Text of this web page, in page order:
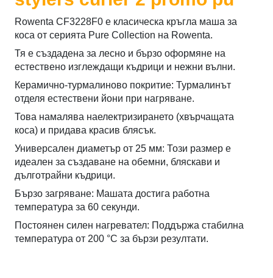
Rowenta CF3228F0 е класическа кръгла маша за
коса от серията Pure Collection на Rowenta.
Тя е създадена за лесно и бързо оформяне на
естествено изглеждащи къдрици и нежни вълни.
Керамично-турмалиново покритие: Турмалинът
отделя естествени йони при нагряване.
Това намалява наелектризирането (хвърчащата
коса) и придава красив блясък.
Универсален диаметър от 25 мм: Този размер е
идеален за създаване на обемни, бляскави и
дълготрайни къдрици.
Бързо загряване: Машата достига работна
температура за 60 секунди.
Постоянен силен нагревател: Поддържа стабилна
температура от 200 °C за бързи резултати.